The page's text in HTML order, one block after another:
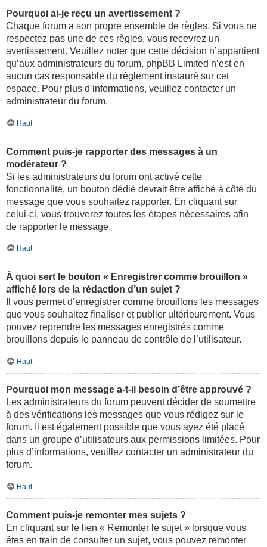
Pourquoi ai-je reçu un avertissement ?
Chaque forum a son propre ensemble de règles. Si vous ne
respectez pas une de ces règles, vous recevrez un
avertissement. Veuillez noter que cette décision n’appartient
qu’aux administrateurs du forum, phpBB Limited n’est en
aucun cas responsable du règlement instauré sur cet
espace. Pour plus d’informations, veuillez contacter un
administrateur du forum.
Haut
Comment puis-je rapporter des messages à un
modérateur ?
Si les administrateurs du forum ont activé cette
fonctionnalité, un bouton dédié devrait être affiché à côté du
message que vous souhaitez rapporter. En cliquant sur
celui-ci, vous trouverez toutes les étapes nécessaires afin
de rapporter le message.
Haut
À quoi sert le bouton « Enregistrer comme brouillon »
affiché lors de la rédaction d’un sujet ?
Il vous permet d’enregistrer comme brouillons les messages
que vous souhaitez finaliser et publier ultérieurement. Vous
pouvez reprendre les messages enregistrés comme
brouillons depuis le panneau de contrôle de l’utilisateur.
Haut
Pourquoi mon message a-t-il besoin d’être approuvé ?
Les administrateurs du forum peuvent décider de soumettre
à des vérifications les messages que vous rédigez sur le
forum. Il est également possible que vous ayez été placé
dans un groupe d’utilisateurs aux permissions limitées. Pour
plus d’informations, veuillez contacter un administrateur du
forum.
Haut
Comment puis-je remonter mes sujets ?
En cliquant sur le lien « Remonter le sujet » lorsque vous
êtes en train de consulter un sujet, vous pouvez remonter